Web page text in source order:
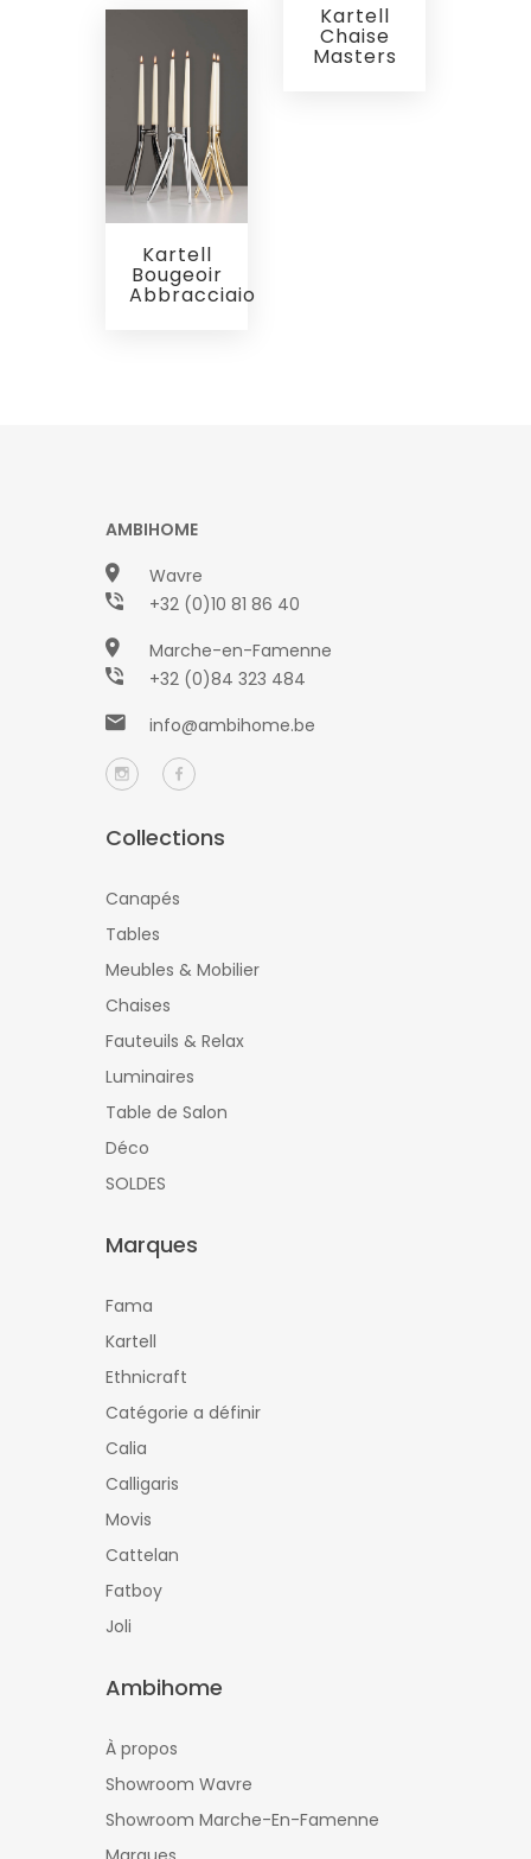
Kartell
Chaise
Masters
Kartell
Bougeoir
Abbracciaio
AMBIHOME
Wavre
+32 (0)10 81 86 40
Marche-en-Famenne
+32 (0)84 323 484
info@ambihome.be
Collections
Canapés
Tables
Meubles & Mobilier
Chaises
Fauteuils & Relax
Luminaires
Table de Salon
Déco
SOLDES
Marques
Fama
Kartell
Ethnicraft
Catégorie a définir
Calia
Calligaris
Movis
Cattelan
Fatboy
Joli
Ambihome
À propos
Showroom Wavre
Showroom Marche-En-Famenne